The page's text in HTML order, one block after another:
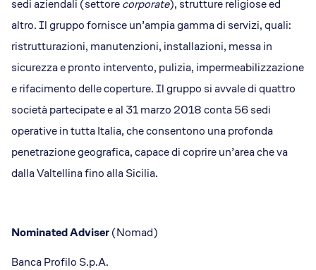
sedi aziendali (settorecorporate), strutture religiose ed
altro. Il gruppo fornisce un’ampia gamma di servizi, quali:
ristrutturazioni, manutenzioni, installazioni, messa in
sicurezza e pronto intervento, pulizia, impermeabilizzazione
e rifacimento delle coperture. Il gruppo si avvale di quattro
società partecipate e al 31 marzo 2018 conta 56 sedi
operative in tutta Italia, che consentono una profonda
penetrazione geografica, capace di coprire un’area che va
dalla Valtellina fino alla Sicilia.
Nominated Adviser(Nomad)
Banca Profilo S.p.A.